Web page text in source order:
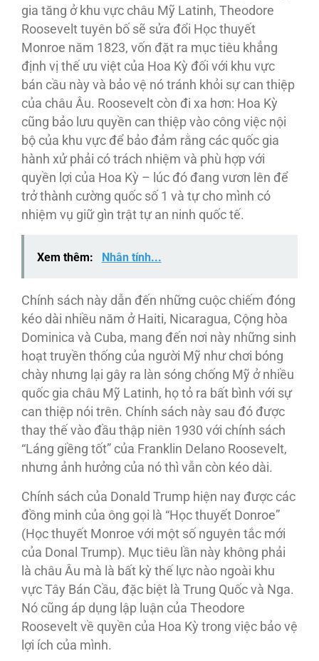
gia tăng ở khu vực châu Mỹ Latinh, Theodore
Roosevelt tuyên bố sẽ sửa đổi Học thuyết
Monroe năm 1823, vốn đặt ra mục tiêu khẳng
định vị thế ưu việt của Hoa Kỳ đối với khu vực
bán cầu này và bảo vệ nó tránh khỏi sự can thiệp
của châu Âu. Roosevelt còn đi xa hơn: Hoa Kỳ
cũng bảo lưu quyền can thiệp vào công việc nội
bộ của khu vực để bảo đảm rằng các quốc gia
hành xử phải có trách nhiệm và phù hợp với
quyền lợi của Hoa Kỳ – lúc đó đang vươn lên để
trở thành cường quốc số 1 và tự cho mình có
nhiệm vụ giữ gìn trật tự an ninh quốc tế.
Xem thêm: Nhân tính...
Chính sách này dẫn đến những cuộc chiếm đóng
kéo dài nhiều năm ở Haiti, Nicaragua, Cộng hòa
Dominica và Cuba, mang đến nơi này những sinh
hoạt truyền thống của người Mỹ như chơi bóng
chày nhưng lại gây ra làn sóng chống Mỹ ở nhiều
quốc gia châu Mỹ Latinh, họ tỏ ra bất bình với sự
can thiệp nói trên. Chính sách này sau đó được
thay thế vào đầu thập niên 1930 với chính sách
“Láng giềng tốt” của Franklin Delano Roosevelt,
nhưng ảnh hưởng của nó thì vẫn còn kéo dài.
Chính sách của Donald Trump hiện nay được các
đồng minh của ông gọi là “Học thuyết Donroe”
(Học thuyết Monroe với một số nguyên tắc mới
của Donal Trump). Mục tiêu lần này không phải
là châu Âu mà là bất kỳ thế lực nào ngoài khu
vực Tây Bán Cầu, đặc biệt là Trung Quốc và Nga.
Nó cũng áp dụng lập luận của Theodore
Roosevelt về quyền của Hoa Kỳ trong việc bảo vệ
lợi ích của mình.